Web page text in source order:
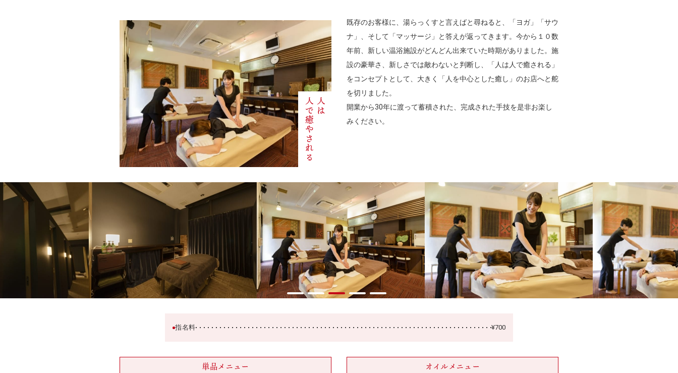
人は
人で癒やされる
既存のお客様に、湯らっくすと言えばと尋ねると、「ヨガ」「サウ
ナ」、そして「マッサージ」と答えが返ってきます。今から１０数
年前、新しい温浴施設がどんどん出来ていた時期がありました。施
設の豪華さ、新しさでは敵わないと判断し、「人は人で癒される」
をコンセプトとして、大きく「人を中心とした癒し」のお店へと舵
を切リました。
開業から30年に渡って蓄積された、完成された手技を是非お楽し
みください。
指名料 ¥700
単品メニュー オイルメニュー